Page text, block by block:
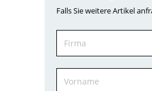
Falls Sie weitere Artikel